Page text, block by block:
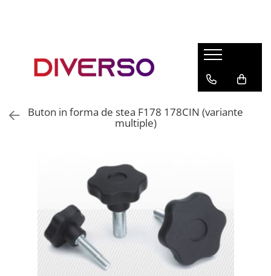
ASA
MULTIMATERIAL
Buton in forma de stea F178 178CIN (variante
multiple)